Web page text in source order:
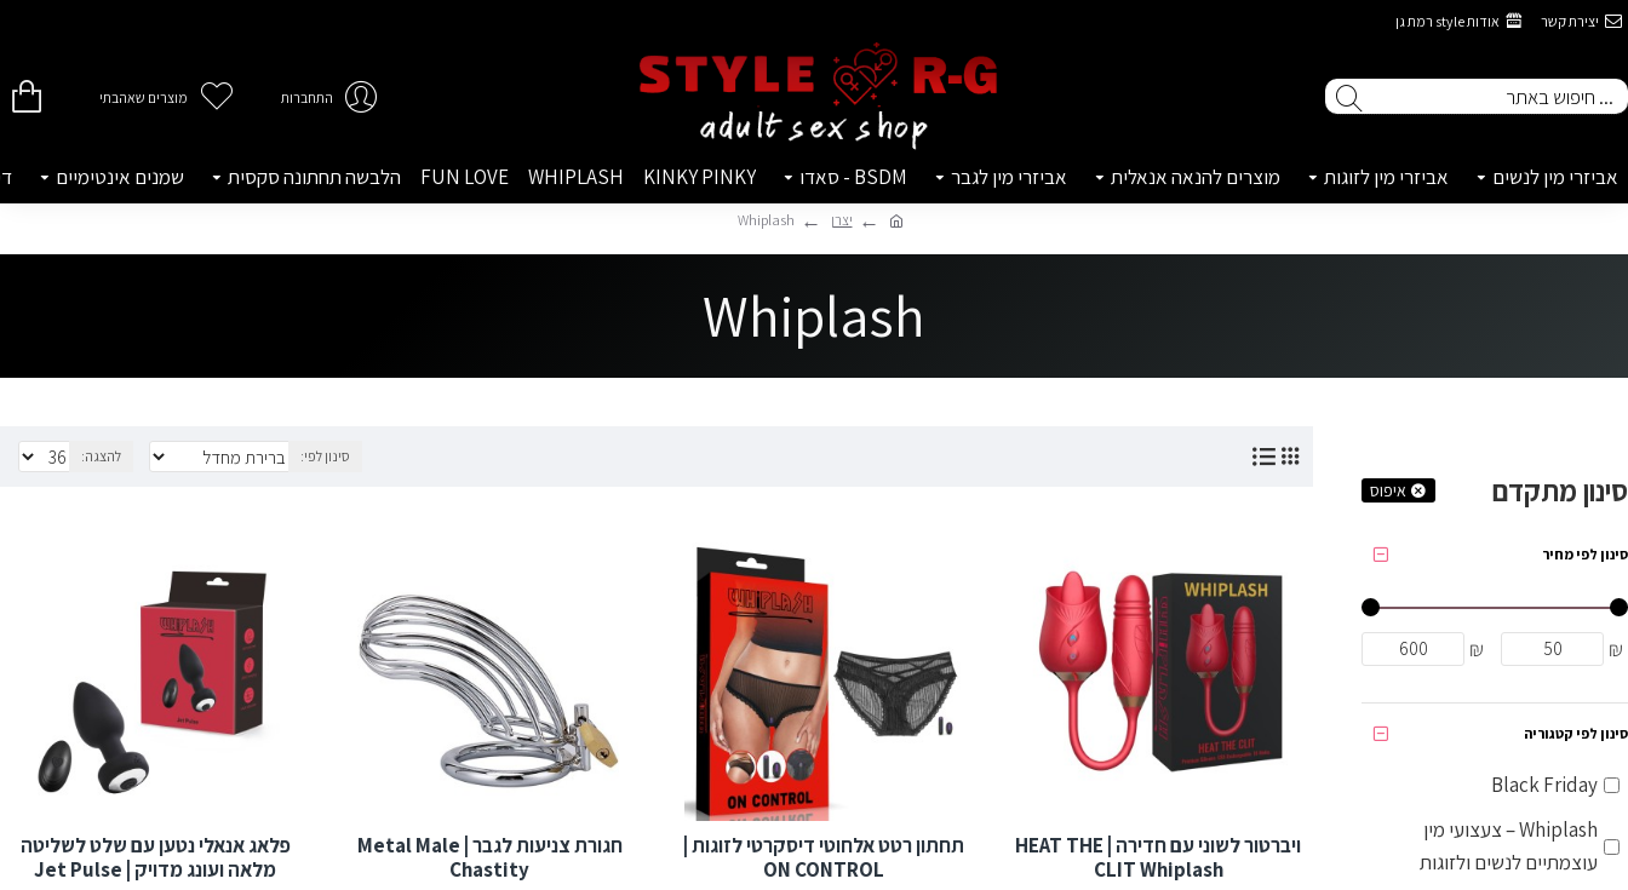
יצירת קשר אודות style רמת גן
התחברות מוצרים שאהבתי
אביזרי מין לנשים אביזרי מין לזוגות מוצרים להנאה אנאלית אביזרי מין לגבר BSDM - סאדו KINKY PINKY
WHIPLASH
FUN LOVE הלבשה תחתונה סקסית שמנים אינטימיים
יצרן Whiplash
Whiplash
סינון מתקדם איפוס
סינון לפי מחיר
₪
₪
סינון לפי קטגוריה
Black Friday
Whiplash – צעצועי מין
עוצמתיים לנשים ולזוגות
סינון לפי: להצגה:
ויברטור לשוני עם חדירה | HEAT THE
CLIT Whiplash
תחתון רטט אלחוטי דיסקרטי לזוגות |
ON CONTROL
חגורת צניעות לגבר | Metal Male
Chastity
פלאג אנאלי נטען עם שלט לשליטה
מלאה ועונג מדויק | Jet Pulse